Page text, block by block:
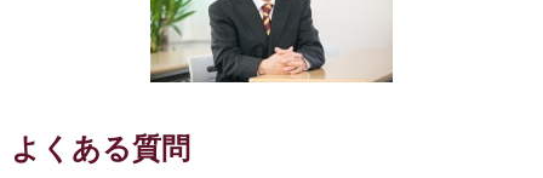
よくある質問